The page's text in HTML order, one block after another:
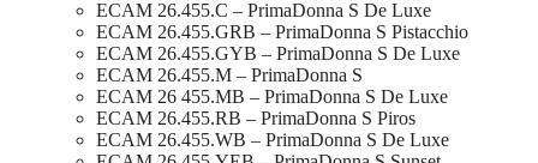
ECAM 26.455.C – PrimaDonna S De Luxe
ECAM 26.455.GRB – PrimaDonna S Pistacchio
ECAM 26.455.GYB – PrimaDonna S De Luxe
ECAM 26.455.M – PrimaDonna S
ECAM 26 455.MB – PrimaDonna S De Luxe
ECAM 26.455.RB – PrimaDonna S Piros
ECAM 26.455.WB – PrimaDonna S De Luxe